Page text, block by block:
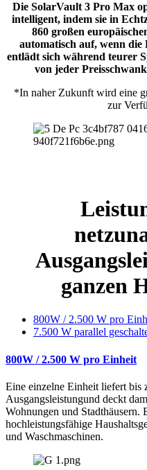
Die SolarVault 3 Pro Max
intelligent, indem sie in
860 großen
automatisch auf, wenn die
entlädt sich während teurer
von jeder
*In naher Zukunft wird eine
zur
ganzen
800W / 2.500 W pro
7.500 W parallel
800W / 2.500 W pro Einheit
Eine einzelne Einheit liefert bis
Ausgangsleistungund deckt
Wohnungen und Stadthäusern.
hochleistungsfähige
und Waschmaschinen.